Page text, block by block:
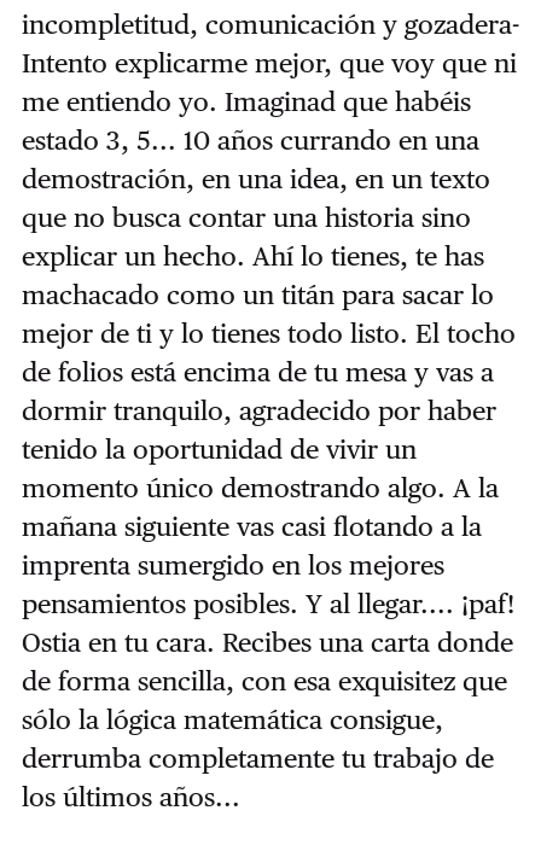
incompletitud, comunicación y gozadera-
Intento explicarme mejor, que voy que ni
me entiendo yo. Imaginad que habéis
estado 3, 5... 10 años currando en una
demostración, en una idea, en un texto
que no busca contar una historia sino
explicar un hecho. Ahí lo tienes, te has
machacado como un titán para sacar lo
mejor de ti y lo tienes todo listo. El tocho
de folios está encima de tu mesa y vas a
dormir tranquilo, agradecido por haber
tenido la oportunidad de vivir un
momento único demostrando algo. A la
mañana siguiente vas casi flotando a la
imprenta sumergido en los mejores
pensamientos posibles. Y al llegar.... ¡paf!
Ostia en tu cara. Recibes una carta donde
de forma sencilla, con esa exquisitez que
sólo la lógica matemática consigue,
derrumba completamente tu trabajo de
los últimos años...